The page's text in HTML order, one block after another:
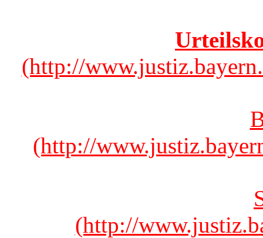
(http://
(http://
(http://